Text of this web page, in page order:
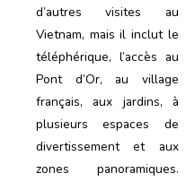
d’autres visites au
Vietnam, mais il inclut le
téléphérique, l’accès au
Pont d’Or, au village
français, aux jardins, à
plusieurs espaces de
divertissement et aux
zones panoramiques.